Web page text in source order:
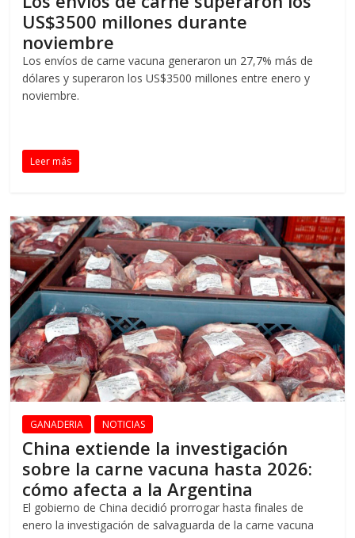
US$3500 millones durante
noviembre
Los envíos de carne vacuna generaron un 27,7% más de
dólares y superaron los US$3500 millones entre enero y
noviembre.
Leer más
GANADERIA NOTICIAS
China extiende la investigación
sobre la carne vacuna hasta 2026:
cómo afecta a la Argentina
El gobierno de China decidió prorrogar hasta finales de
enero la investigación de salvaguarda de la carne vacuna